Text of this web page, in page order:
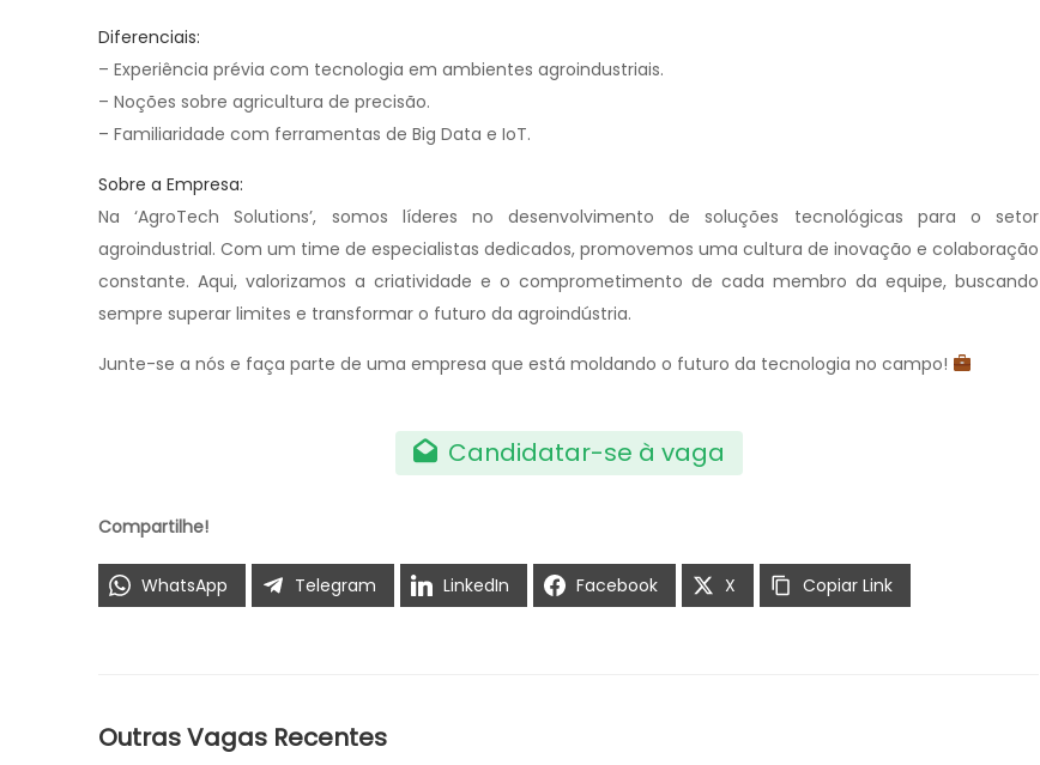
Diferenciais:
– Experiência prévia com tecnologia em ambientes agroindustriais.
– Noções sobre agricultura de precisão.
– Familiaridade com ferramentas de Big Data e IoT.
Sobre a Empresa:
Na ‘AgroTech Solutions’, somos líderes no desenvolvimento de soluções tecnológicas para o setor
agroindustrial. Com um time de especialistas dedicados, promovemos uma cultura de inovação e colaboração
constante. Aqui, valorizamos a criatividade e o comprometimento de cada membro da equipe, buscando
sempre superar limites e transformar o futuro da agroindústria.
Junte-se a nós e faça parte de uma empresa que está moldando o futuro da tecnologia no campo!
Candidatar-se à vaga
Compartilhe!
WhatsApp Telegram LinkedIn Facebook X Copiar Link
Outras Vagas Recentes